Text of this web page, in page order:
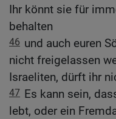
Ihr könnt sie für
behalten
46 und auch euren
nicht freigelassen
Israeliten, dürft ihr
47 Es kann sein,
lebt, oder ein